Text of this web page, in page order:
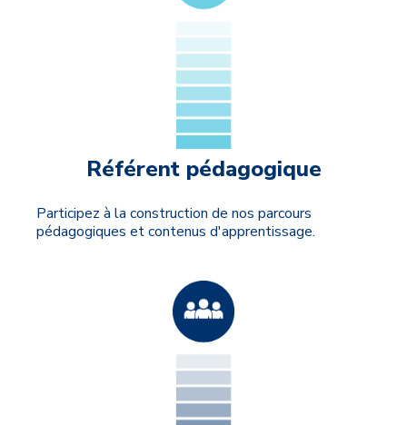
Référent pédagogique
Participez à la construction de nos parcours
pédagogiques et contenus d'apprentissage.